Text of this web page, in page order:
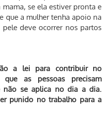
se ela estiver pronta e
que a mulher tenha apoio na
deve ocorrer nos partos
a lei para contribuir no
as pessoas precisam
não se aplica no dia a dia.
punido no trabalho para a